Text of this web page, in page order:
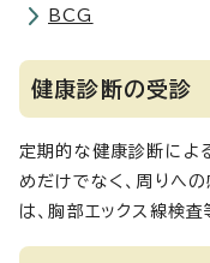
BCG
健康診断の受診
定期的な健康診断によ
めだけでなく、周りへ
は、胸部エックス線検